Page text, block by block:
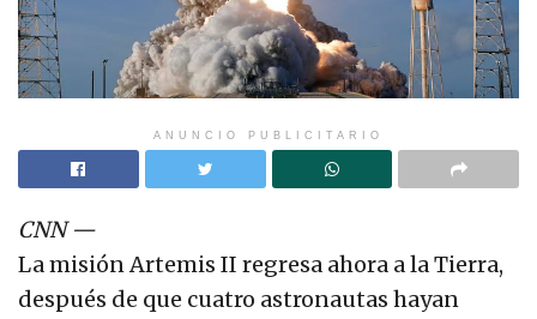
ANUNCIO PUBLICITARIO
CNN—
La misión Artemis II regresa ahora a la Tierra,
después de que cuatro astronautas hayan